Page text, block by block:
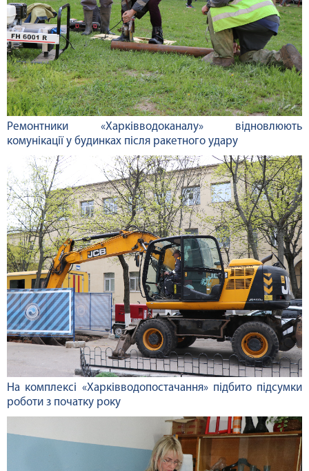
Ремонтники «Харківводоканалу» відновлюють
комунікації у будинках після ракетного удару
На комплексі «Харківводопостачання» підбито підсумки
роботи з початку року